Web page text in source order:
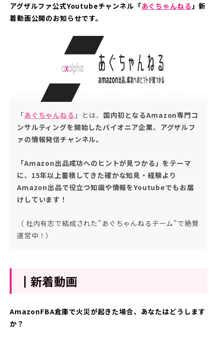
アグザルファ公式Youtubeチャンネル「あぐちゃんねる 」新
着動画公開のお知らせです。
「あぐちゃんねる 」とは、 国内初となるAmazon専門コ
ンサルティングを開始したパイオニア企業、アグザルフ
ァの情報発信チャンネル。
「Amazon出品成功へのヒントが見つかる」をテーマ
に、15年以上蓄積してきた確かな知見・経験より
Amazon出品で役立つ知識や情報をYoutubeでもお届
けしています！
（ 社内有志で結成された”あぐちゃんねるチーム”で絶賛
運営中！）
┃新着動画
AmazonFBA倉庫で火災が起きた場合、あなたはどうします
か？